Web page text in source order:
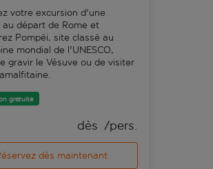
votre excursion d'une
au départ de Rome et
Pompéi, site classé au
mondial de l'UNESCO,
gravir le Vésuve ou de visiter
gratuite
dès /pers.
dès maintenant.